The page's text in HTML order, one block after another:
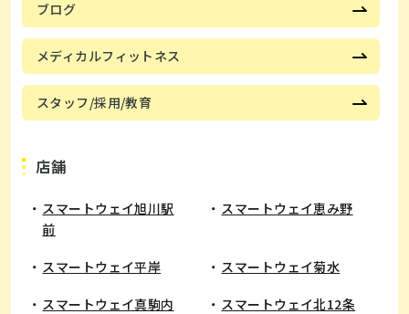
ブログ
メディカルフィットネス
スタッフ/採用/教育
店舗
スマートウェイ旭川駅
前
スマートウェイ恵み野
​スマートウェイ平岸 スマートウェイ菊水
スマートウェイ真駒内 スマートウェイ北12条